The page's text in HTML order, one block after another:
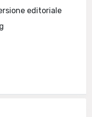
editoriale